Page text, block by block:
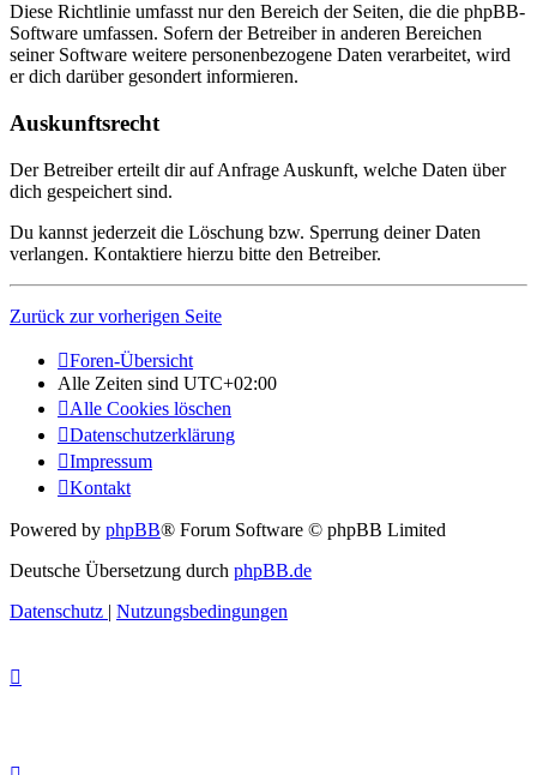
Diese Richtlinie umfasst nur den Bereich der Seiten, die die phpBB-
Software umfassen. Sofern der Betreiber in anderen Bereichen
seiner Software weitere personenbezogene Daten verarbeitet, wird
er dich darüber gesondert informieren.
Auskunftsrecht
Der Betreiber erteilt dir auf Anfrage Auskunft, welche Daten über
dich gespeichert sind.
Du kannst jederzeit die Löschung bzw. Sperrung deiner Daten
verlangen. Kontaktiere hierzu bitte den Betreiber.
Zurück zur vorherigen Seite
Foren-Übersicht
Alle Zeiten sind UTC+02:00
Alle Cookies löschen
Datenschutzerklärung
Impressum
Kontakt
Powered by phpBB® Forum Software © phpBB Limited
Deutsche Übersetzung durch phpBB.de
Datenschutz | Nutzungsbedingungen